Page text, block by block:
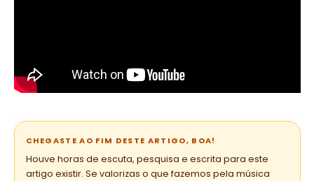
CHEGASTE AO FIM DESTE ARTIGO, BOA!
Houve horas de escuta, pesquisa e escrita para este
artigo existir. Se valorizas o que fazemos pela música